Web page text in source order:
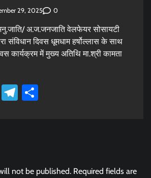
29, 2025 0
अ.ज.जनजाति वेलफेयर सोसायटी
संविधान दिवस धूमधाम हर्षोल्लास के साथ
कार्यक्रम में मुख्य अतिथि मा.श्री कामता
GmailTelegram
not be published. Required fields are